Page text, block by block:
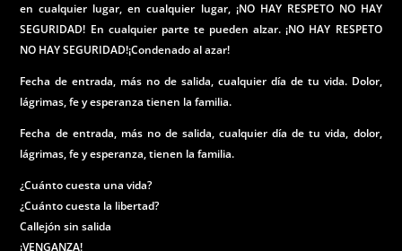
en cualquier lugar, en cualquier lugar, ¡NO HAY RESPETO NO HAY
SEGURIDAD! En cualquier parte te pueden alzar. ¡NO HAY RESPETO
NO HAY SEGURIDAD!¡Condenado al azar!
Fecha de entrada, más no de salida, cualquier día de tu vida. Dolor,
lágrimas, fe y esperanza tienen la familia.
Fecha de entrada, más no de salida, cualquier día de tu vida, dolor,
lágrimas, fe y esperanza, tienen la familia.
¿Cuánto cuesta una vida?
¿Cuánto cuesta la libertad?
Callejón sin salida
¡VENGANZA!